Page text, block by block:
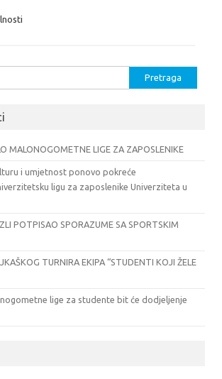
MALONOGOMETNE LIGE ZA ZAPOSLENIKE
i umjetnost ponovo pokreće
ligu za zaposlenike Univerziteta u
POTPISAO SPORAZUME SA SPORTSKIM
TURNIRA EKIPA “STUDENTI KOJI ŽELE
lige za studente bit će dodjeljenje